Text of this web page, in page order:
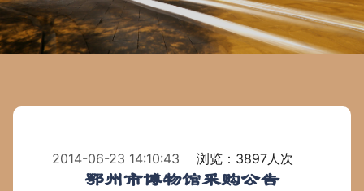
2014-06-23 14:10:43 浏览：3897人次
鄂州市博物馆采购公告